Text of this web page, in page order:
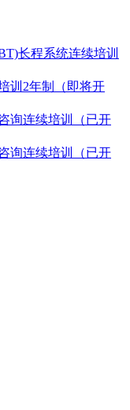
长程系统连续培训
训2年制（即将开
询连续培训（已开
询连续培训（已开